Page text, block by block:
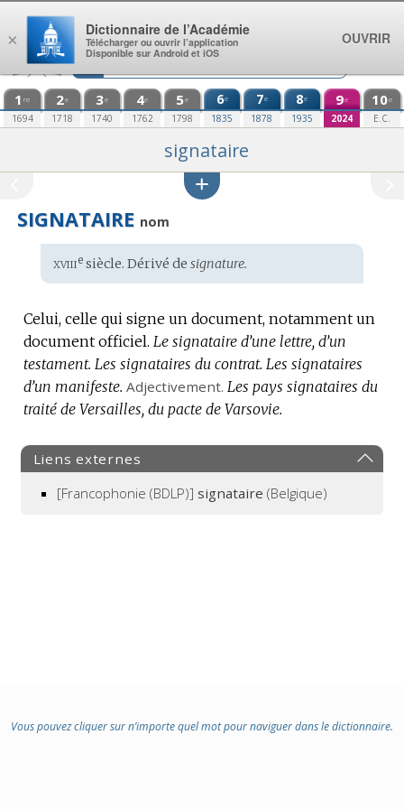
Aller au contenu
1 re
1694
2e
1718
3e
1740
4e
1762
5e
1798
6e
1835
7e
1878
8e
1935
9e
2024
10e
E.C.
signataire
SIGNATAIRE nom
Étymologie
:
xviiiesiècle. Dérivé de signature.
Celui, celle qui signe un document, notamment un
document officiel. Le signataire d’une lettre, d’un
testament. Les signataires du contrat. Les signataires
d’un manifeste. Adjectivement. Les pays signataires du
traité de Versailles, du pacte de Varsovie.
Liens externes
[Francophonie (BDLP)] signataire (Belgique)
Vous pouvez cliquer sur n’importe quel mot pour naviguer dans le dictionnaire.
×
Dictionnaire de l’Académie
Télécharger ou ouvrir l’application
Disponible sur Android et iOS
OUVRIR